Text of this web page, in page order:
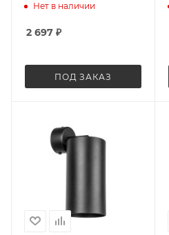
Нет в наличии
2 697 ₽
ПОД ЗАКАЗ